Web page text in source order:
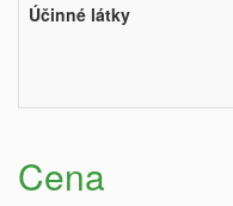
Účinné látky
Cena